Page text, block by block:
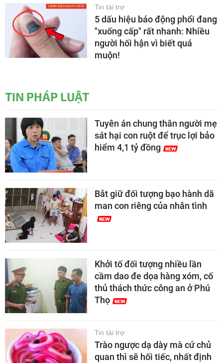
Tin tài trợ
5 dấu hiệu báo động phổi đang
"xuống cấp" rất nhanh: Nhiều
người hối hận vì biết quá
muộn!
TIN PHÁP LUẬT
Tuyên án chung thân người mẹ
sát hại con ruột để trục lợi bảo
hiểm 4,1 tỷ đồng
Bắt giữ đối tượng bạo hành dã
man con riêng của nhân tình
Khởi tố đối tượng nhiều lần
cầm dao đe dọa hàng xóm, cố
thủ thách thức công an ở Phú
Thọ
Tin tài trợ
Trào ngược dạ dày mà cứ chủ
quan thì sẽ hối tiếc, nhất định